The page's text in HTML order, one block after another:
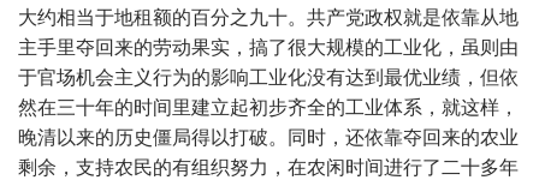
大约相当于地租额的百分之九十。共产党政权就是依靠从地
主手里夺回来的劳动果实，搞了很大规模的工业化，虽则由
于官场机会主义行为的影响工业化没有达到最优业绩，但依
然在三十年的时间里建立起初步齐全的工业体系，就这样，
晚清以来的历史僵局得以打破。同时，还依靠夺回来的农业
剩余，支持农民的有组织努力，在农闲时间进行了二十多年